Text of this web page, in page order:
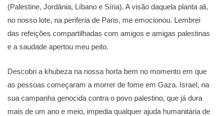
(Palestine, Jordânia, Líbano e Síria). A visão daquela planta ali,
no nosso lote, na periferia de Paris, me emocionou. Lembrei
das refeições compartilhadas com amigos e amigas palestinas
e a saudade apertou meu peito.
Descobri a khubeza na nossa horta bem no momento em que
as pessoas começaram a morrer de fome em Gaza. Israel, na
sua campanha genocida contra o povo palestino, que já dura
mais de um ano e meio, impedia qualquer ajuda humanitária de